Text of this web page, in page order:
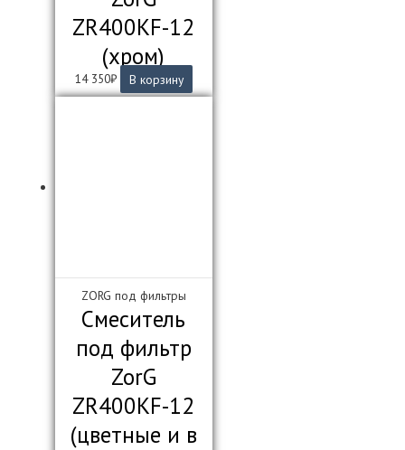
ZR400KF-12
(хром)
14 350₽ В корзину
ZORG под фильтры
Смеситель
под фильтр
ZorG
ZR400KF-12
(цветные и в